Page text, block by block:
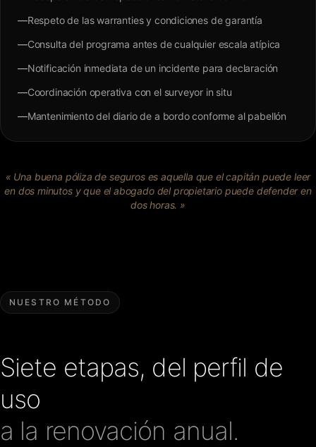
—Respeto de las warranties y condiciones de garantía
—Consulta del programa antes de cualquier escala atípica
—Notificación inmediata de un incidente para declaración
—Coordinación operativa con el surveyor in situ
—Mantenimiento del diario de a bordo conforme al pabellón
« Una buena póliza de seguros es aquella que el capitán puede leer
en dos minutos y que el abogado del propietario puede defender en
dos horas. »
NUESTRO MÉTODO
Siete etapas, del perfil de
uso
a la renovación anual.